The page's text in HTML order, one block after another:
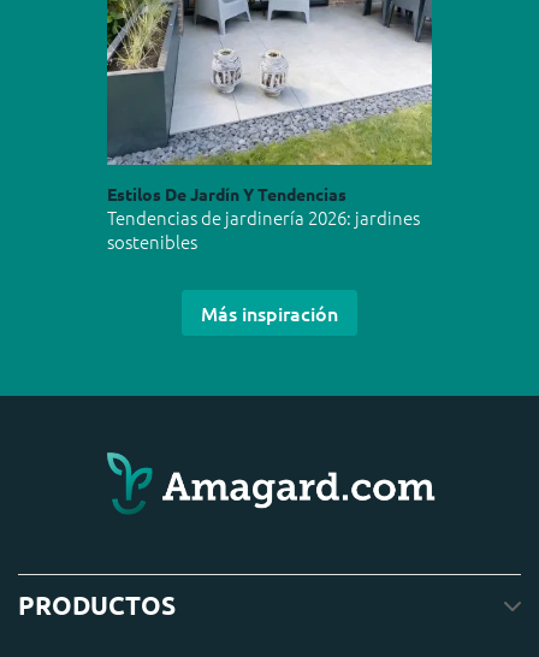
Estilos De Jardín Y Tendencias
Tendencias de jardinería 2026: jardines
sostenibles
Más inspiración
PRODUCTOS